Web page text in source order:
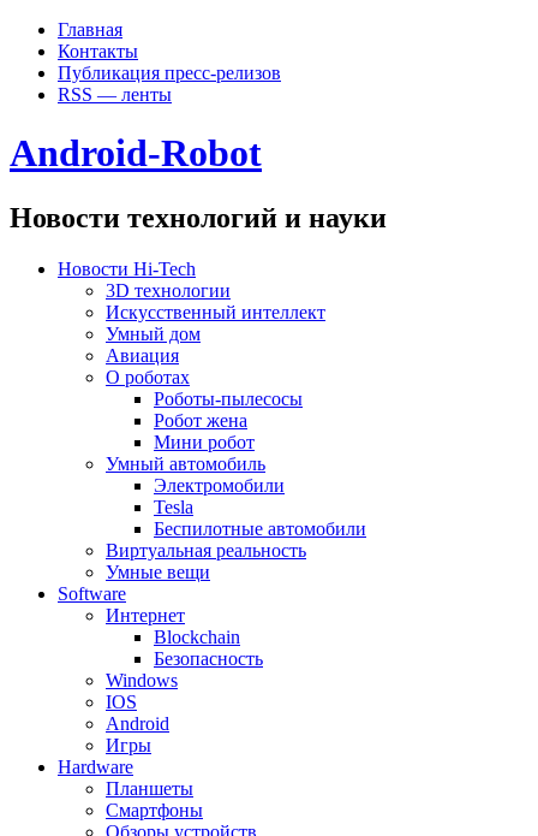
Главная
Контакты
Публикация пресс-релизов
RSS — ленты
Android-Robot
Новости технологий и науки
Новости Hi-Tech
3D технологии
Искусственный интеллект
Умный дом
Авиация
О роботах
Роботы-пылесосы
Робот жена
Мини робот
Умный автомобиль
Электромобили
Tesla
Беспилотные автомобили
Виртуальная реальность
Умные вещи
Software
Интернет
Blockchain
Безопасность
Windows
IOS
Android
Игры
Hardware
Планшеты
Смартфоны
Обзоры устройств